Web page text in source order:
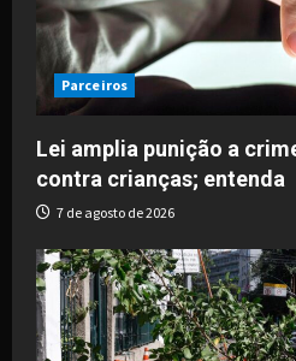
Parceiros
Lei amplia punição a
contra crianças; entenda
7 de agosto de 2026